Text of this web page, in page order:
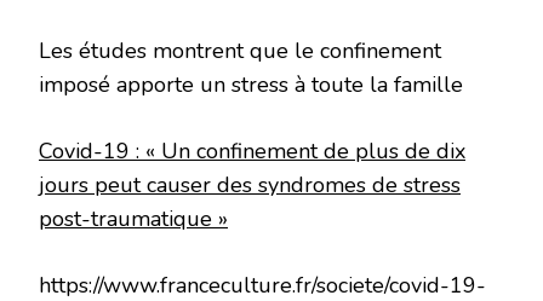
Les études montrent que le confinement
imposé apporte un stress à toute la famille
Covid-19 : « Un confinement de plus de dix
jours peut causer des syndromes de stress
post-traumatique »
https://www.franceculture.fr/societe/covid-19-